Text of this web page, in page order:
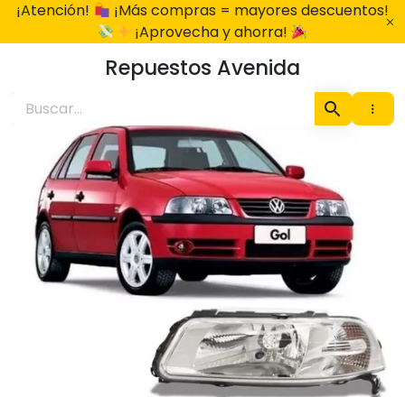
¡Atención!
¡Más compras = mayores descuentos!
¡Aprovecha y ahorra!
Repuestos Avenida